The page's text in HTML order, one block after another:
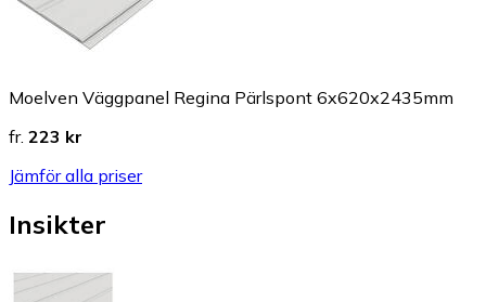
Moelven Väggpanel Regina Pärlspont 6x620x2435mm
fr. 223 kr
Jämför alla priser
Insikter